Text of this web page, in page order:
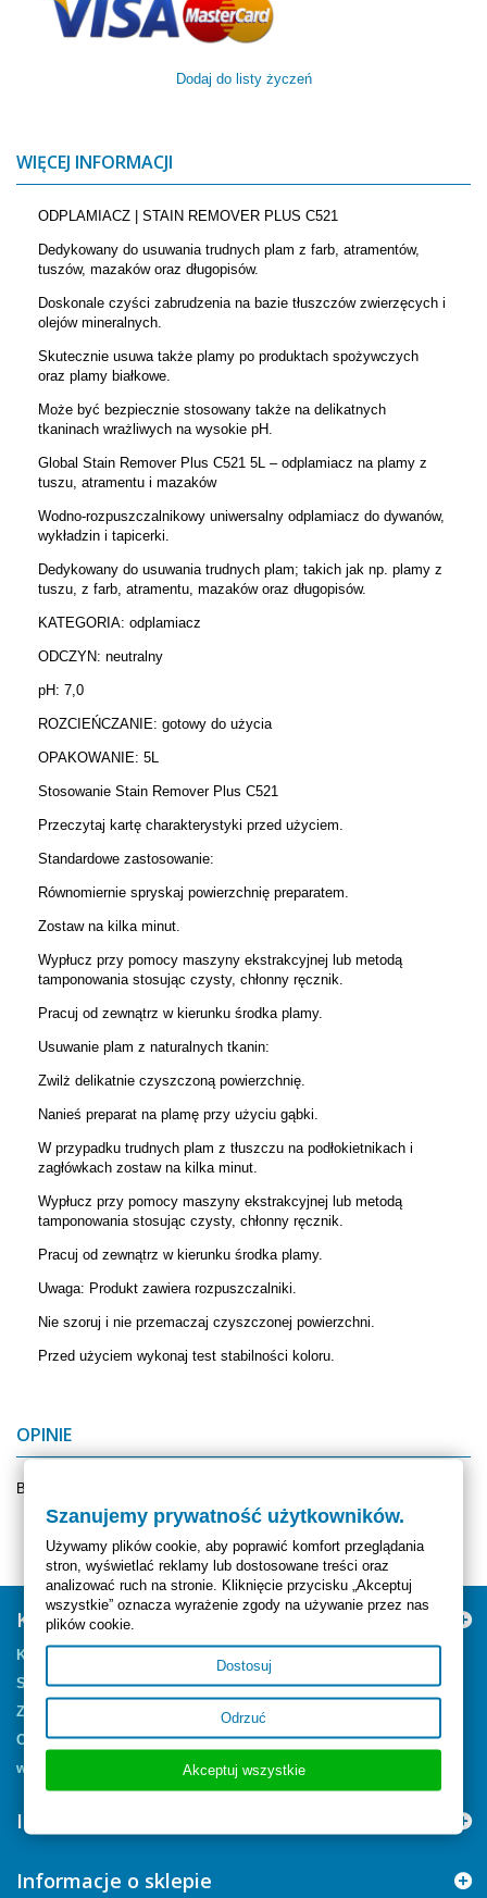
Dodaj do listy życzeń
WIĘCEJ INFORMACJI
ODPLAMIACZ | STAIN REMOVER PLUS C521
Dedykowany do usuwania trudnych plam z farb, atramentów,
tuszów, mazaków oraz długopisów.
Doskonale czyści zabrudzenia na bazie tłuszczów zwierzęcych i
olejów mineralnych.
Skutecznie usuwa także plamy po produktach spożywczych
oraz plamy białkowe.
Może być bezpiecznie stosowany także na delikatnych
tkaninach wrażliwych na wysokie pH.
Global Stain Remover Plus C521 5L – odplamiacz na plamy z
tuszu, atramentu i mazaków
Wodno-rozpuszczalnikowy uniwersalny odplamiacz do dywanów,
wykładzin i tapicerki.
Dedykowany do usuwania trudnych plam; takich jak np. plamy z
tuszu, z farb, atramentu, mazaków oraz długopisów.
KATEGORIA: odplamiacz
ODCZYN: neutralny
pH: 7,0
ROZCIEŃCZANIE: gotowy do użycia
OPAKOWANIE: 5L
Stosowanie Stain Remover Plus C521
Przeczytaj kartę charakterystyki przed użyciem.
Standardowe zastosowanie:
Równomiernie spryskaj powierzchnię preparatem.
Zostaw na kilka minut.
Wypłucz przy pomocy maszyny ekstrakcyjnej lub metodą
tamponowania stosując czysty, chłonny ręcznik.
Pracuj od zewnątrz w kierunku środka plamy.
Usuwanie plam z naturalnych tkanin:
Zwilż delikatnie czyszczoną powierzchnię.
Nanieś preparat na plamę przy użyciu gąbki.
W przypadku trudnych plam z tłuszczu na podłokietnikach i
zagłówkach zostaw na kilka minut.
Wypłucz przy pomocy maszyny ekstrakcyjnej lub metodą
tamponowania stosując czysty, chłonny ręcznik.
Pracuj od zewnątrz w kierunku środka plamy.
Uwaga: Produkt zawiera rozpuszczalniki.
Nie szoruj i nie przemaczaj czyszczonej powierzchni.
Przed użyciem wykonaj test stabilności koloru.
OPINIE
Brak komentarzy.
Kategorie
Kapsułkowanie
Szampony
Zapachy
Czyszczenie Skór
wspomagacze
Informacja
Informacje o sklepie
Szanujemy prywatność użytkowników.
Używamy plików cookie, aby poprawić komfort przeglądania
stron, wyświetlać reklamy lub dostosowane treści oraz
analizować ruch na stronie. Kliknięcie przycisku „Akceptuj
wszystkie” oznacza wyrażenie zgody na używanie przez nas
plików cookie.
Dostosuj
Odrzuć
Akceptuj wszystkie